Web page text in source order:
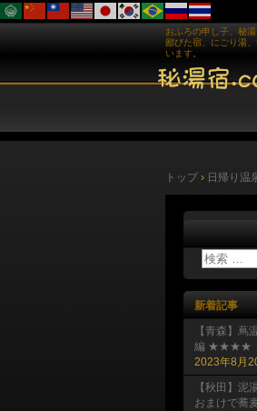
おふろの申し子、秘
鄙びた宿、にごり湯
います。
トップ › 日帰り温
新着記事
【青森】蔦
編 ★★★★
2023年8月
【秋田】泥
おまけで